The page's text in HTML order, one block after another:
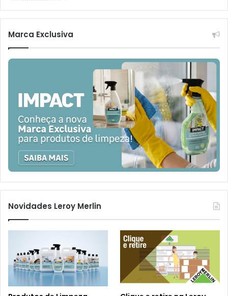
Marca Exclusiva
Novidades Leroy Merlin